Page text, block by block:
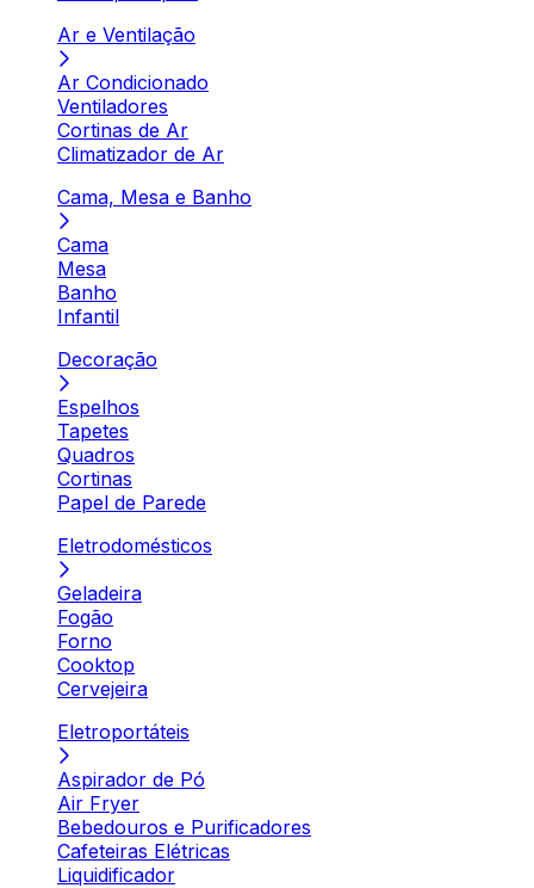
Ar e Ventilação
Ar Condicionado
Ventiladores
Cortinas de Ar
Climatizador de Ar
Cama, Mesa e Banho
Cama
Mesa
Banho
Infantil
Decoração
Espelhos
Tapetes
Quadros
Cortinas
Papel de Parede
Eletrodomésticos
Geladeira
Fogão
Forno
Cooktop
Cervejeira
Eletroportáteis
Aspirador de Pó
Air Fryer
Bebedouros e Purificadores
Cafeteiras Elétricas
Liquidificador